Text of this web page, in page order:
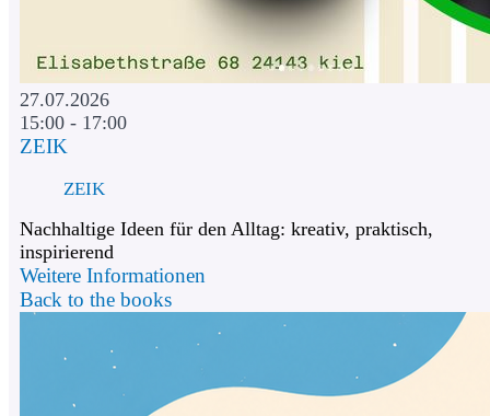
27.07.2026
15:00 - 17:00
ZEIK
ZEIK
Nachhaltige Ideen für den Alltag: kreativ, praktisch,
inspirierend
Weitere Informationen
Back to the books